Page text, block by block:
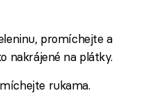
promíchejte a
nakrájené na plátky.
rukama.